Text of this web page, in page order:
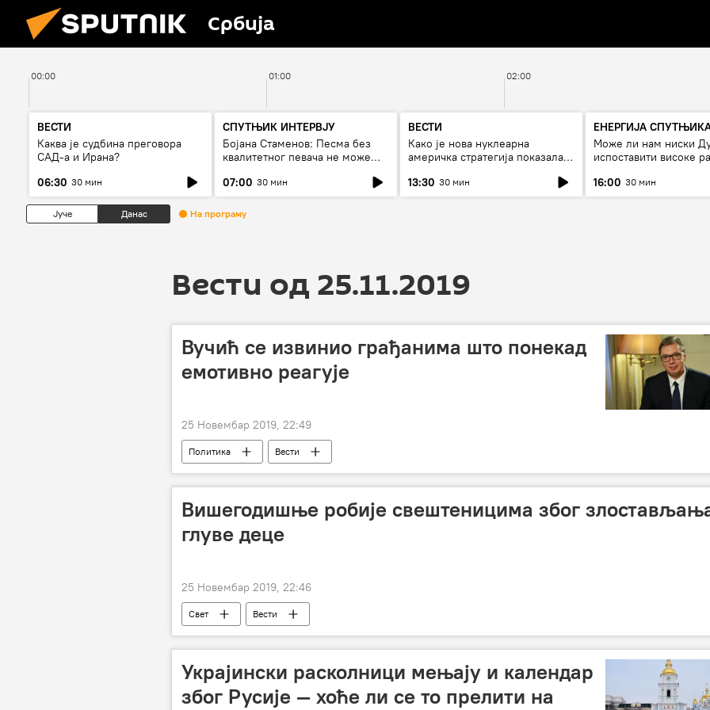
Србија
00:00 01:00 02:00
ВЕСТИ
Каква је судбина преговора
САД-а и Ирана?
06:30 30 мин
СПУТЊИК ИНТЕРВЈУ
Бојана Стаменов: Песма без
квалитетног певача не може
07:00 30 мин
ВЕСТИ
Како је нова нуклеарна
америчка стратегија показала
13:30 30 мин
ЕНЕРГИЈА
Може ли нам ниски
испоставити високе
16:00 30 мин
Јуче Данас На програму
Вести од 25.11.2019
Вучић се извинио грађанима што понекад
емотивно реагује
25 Новембар 2019, 22:49
Политика Вести
Вишегодишње робије свештеницима због
глуве деце
25 Новембар 2019, 22:46
Свет Вести
Украјински расколници мењају и календар
због Русије — хоће ли се то прелити на